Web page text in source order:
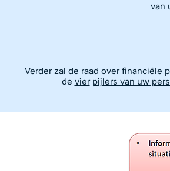
van
Verder zal de raad over financiële
de vier pijlers van uw